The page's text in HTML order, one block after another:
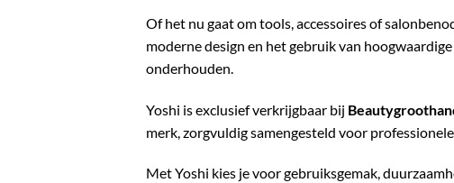
Of het nu gaat om tools, accessoires of
moderne design en het gebruik van
onderhouden.
Yoshi is exclusief verkrijgbaar bij
merk, zorgvuldig samengesteld voor
Met Yoshi kies je voor gebruiksgemak,